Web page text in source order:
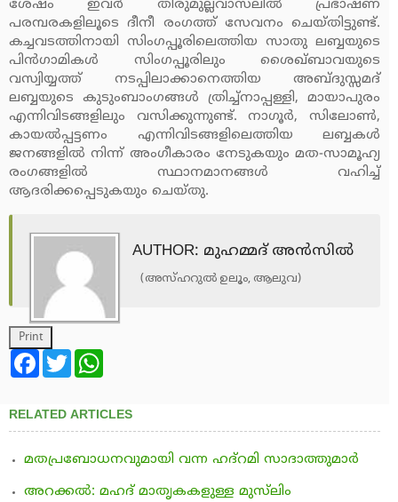
ശേഷം ഇവര്‍ തിരുമുല്ലവാസലില്‍ പ്രഭാഷണ
പരമ്പരകളിലൂടെ ദീനീ രംഗത്ത് സേവനം ചെയ്തിട്ടുണ്ട്.
കച്ചവടത്തിനായി സിംഗപ്പൂരിലെത്തിയ സാതു ലബ്ബയുടെ
പിന്‍ഗാമികള്‍ സിംഗപ്പൂരിലും ശൈഖ്ബാവയുടെ
വസ്വിയ്യത്ത് നടപ്പിലാക്കാനെത്തിയ അബ്ദുസ്സമദ്
ലബ്ബയുടെ കുടുംബാംഗങ്ങള്‍ ത്രിച്ച്‌നാപ്പള്ളി, മായാപുരം
എന്നിവിടങ്ങളിലും വസിക്കുന്നുണ്ട്. നാഗൂര്‍, സിലോണ്‍,
കായല്‍പ്പട്ടണം എന്നിവിടങ്ങളിലെത്തിയ ലബ്ബകള്‍
ജനങ്ങളില്‍ നിന്ന് അംഗീകാരം നേടുകയും മത-സാമൂഹ്യ
രംഗങ്ങളില്‍ സ്ഥാനമാനങ്ങള്‍ വഹിച്ച്
ആദരിക്കപ്പെടുകയും ചെയ്തു.
AUTHOR: മുഹമ്മദ് അന്‍സില്‍
(അസ്ഹറുല്‍ ഉലൂം, ആലുവ)
FacebookTwitter
RELATED ARTICLES
മതപ്രബോധനവുമായി വന്ന ഹദ്‌റമി സാദാത്തുമാര്‍
അറക്കല്‍: മഹദ് മാതൃകകളുള്ള മുസ്‌ലിം